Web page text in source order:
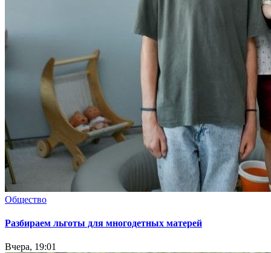
Общество
Разбираем льготы для многодетных матерей
Вчера, 19:01